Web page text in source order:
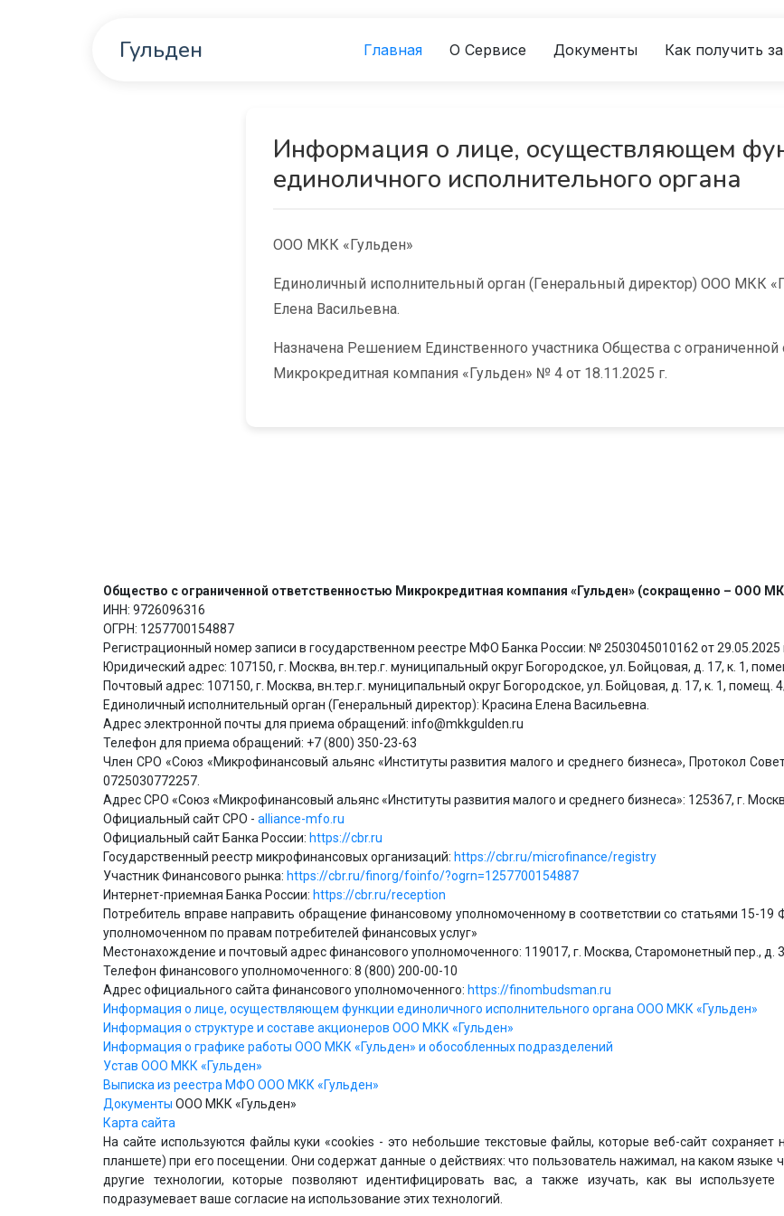
Гульден Главная О Сервисе Документы Как получить
Информация о лице, осуществляющем
единоличного исполнительного органа
ООО МКК «Гульден»
Единоличный исполнительный орган (Генеральный директор) ООО МКК
Елена Васильевна.
Назначена Решением Единственного участника Общества с ограниченной
Микрокредитная компания «Гульден» № 4 от 18.11.2025 г.
Общество с ограниченной ответственностью Микрокредитная компания «Гульден» (сокращенно – ООО
ИНН: 9726096316
ОГРН: 1257700154887
Регистрационный номер записи в государственном реестре МФО Банка России: № 2503045010162 от 29.05.2025
Юридический адрес: 107150, г. Москва, вн.тер.г. муниципальный округ Богородское, ул. Бойцовая, д. 17, к. 1,
Почтовый адрес: 107150, г. Москва, вн.тер.г. муниципальный округ Богородское, ул. Бойцовая, д. 17, к. 1, помещ.
Единоличный исполнительный орган (Генеральный директор): Красина Елена Васильевна.
Адрес электронной почты для приема обращений: info@mkkgulden.ru
Телефон для приема обращений: +7 (800) 350-23-63
Член СРО «Союз «Микрофинансовый альянс «Институты развития малого и среднего бизнеса», Протокол
0725030772257.
Адрес СРО «Союз «Микрофинансовый альянс «Институты развития малого и среднего бизнеса»: 125367, г.
Официальный сайт СРО - alliance-mfo.ru
Официальный сайт Банка России: https://cbr.ru
Государственный реестр микрофинансовых организаций: https://cbr.ru/microfinance/registry
Участник Финансового рынка: https://cbr.ru/finorg/foinfo/?ogrn=1257700154887
Интернет-приемная Банка России: https://cbr.ru/reception
Потребитель вправе направить обращение финансовому уполномоченному в соответствии со статьями 15-
уполномоченном по правам потребителей финансовых услуг»
Местонахождение и почтовый адрес финансового уполномоченного: 119017, г. Москва, Старомонетный пер., д. 3
Телефон финансового уполномоченного: 8 (800) 200-00-10
Адрес официального сайта финансового уполномоченного: https://finombudsman.ru
Информация о лице, осуществляющем функции единоличного исполнительного органа ООО МКК «Гульден»
Информация о структуре и составе акционеров ООО МКК «Гульден»
Информация о графике работы ООО МКК «Гульден» и обособленных подразделений
Устав ООО МКК «Гульден»
Выписка из реестра МФО ООО МКК «Гульден»
Документы ООО МКК «Гульден»
Карта сайта
На сайте используются файлы куки «cookies - это небольшие текстовые файлы, которые веб-сайт сохраняет
планшете) при его посещении. Они содержат данные о действиях: что пользователь нажимал, на каком языке
другие технологии, которые позволяют идентифицировать вас, а также изучать, как вы
подразумевает ваше согласие на использование этих технологий.